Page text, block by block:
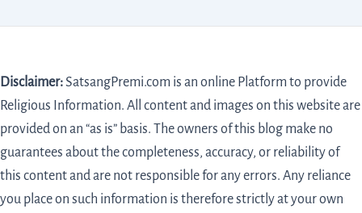
Disclaimer:SatsangPremi.com is an online Platform to provide
Religious Information. All content and images on this website are
provided on an “as is” basis. The owners of this blog make no
guarantees about the completeness, accuracy, or reliability of
this content and are not responsible for any errors. Any reliance
you place on such information is therefore strictly at your own